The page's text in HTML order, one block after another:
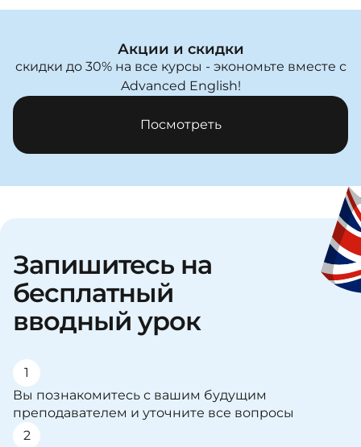
Акции и скидки
скидки до 30% на все курсы - экономьте вместе с
Advanced English!
Посмотреть
Запишитесь на
бесплатный
вводный урок
1
Вы познакомитесь с вашим будущим
преподавателем и уточните все вопросы
2